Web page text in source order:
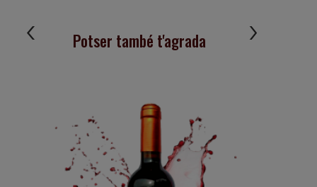
Potser també t'agrada